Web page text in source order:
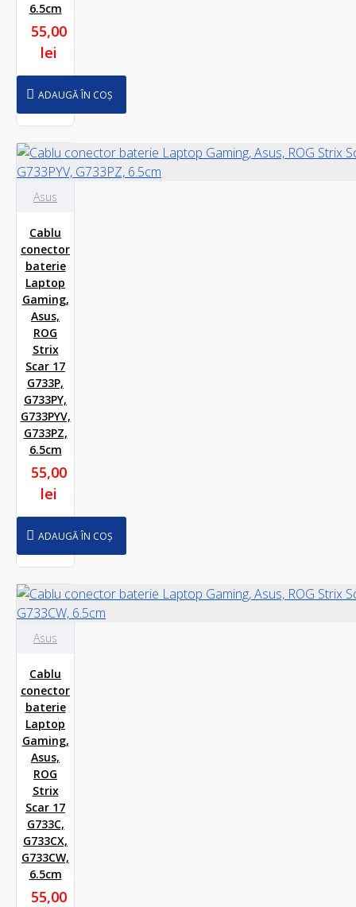
6.5cm
55,00
lei
ADAUGĂ ÎN COȘ
Asus
Cablu
conector
baterie
Laptop
Gaming,
Asus,
ROG
Strix
Scar 17
G733P,
G733PY,
G733PYV,
G733PZ,
6.5cm
55,00
lei
ADAUGĂ ÎN COȘ
Asus
Cablu
conector
baterie
Laptop
Gaming,
Asus,
ROG
Strix
Scar 17
G733C,
G733CX,
G733CW,
6.5cm
55,00